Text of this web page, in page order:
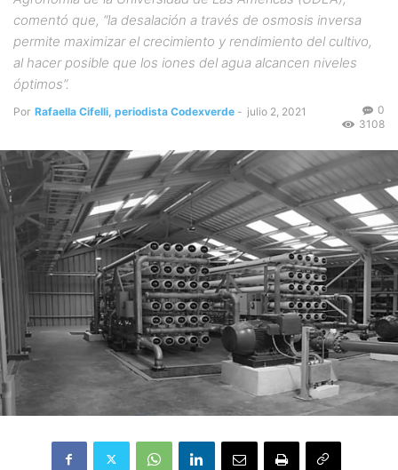
comentó que, “la desalación a través de osmosis inversa
permite maximizar el crecimiento y rendimiento del cultivo,
al hacer posible que los iones del agua alcancen niveles
óptimos”.
Por Rafaella Cifelli, periodista Codexverde - julio 2, 2021
0
3108